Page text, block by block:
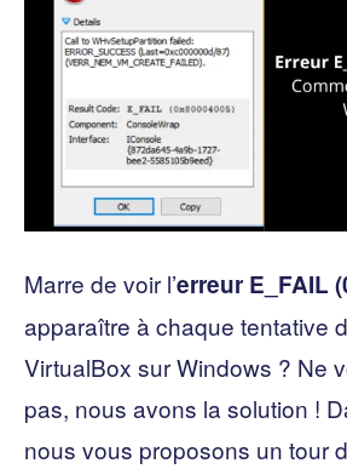
Marre de voir l’erreur E_FAIL
apparaître à chaque tentative
VirtualBox sur Windows ? Ne
pas, nous avons la solution !
nous vous proposons un tour